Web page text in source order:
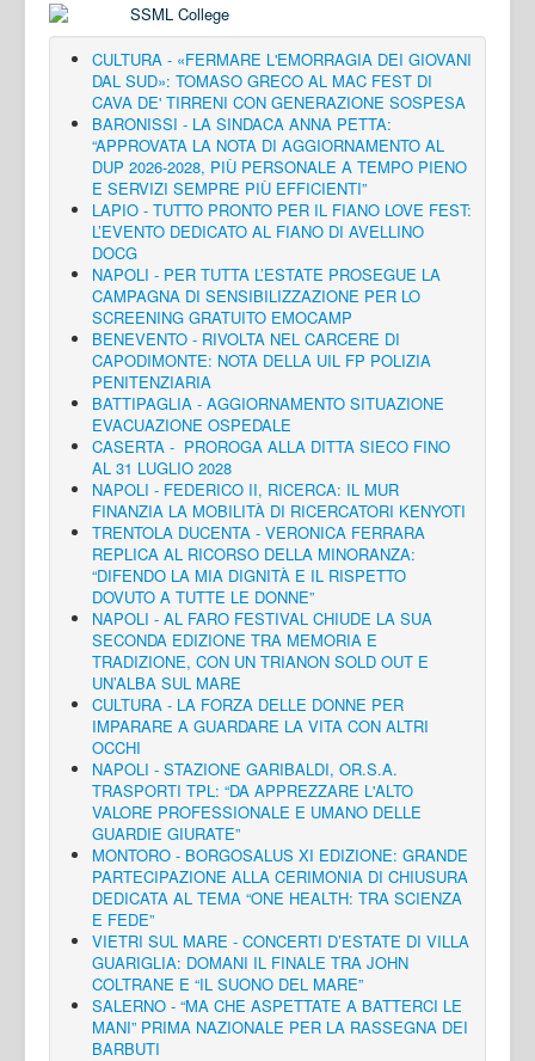
CULTURA - «FERMARE L'EMORRAGIA DEI GIOVANI
DAL SUD»: TOMASO GRECO AL MAC FEST DI
CAVA DE' TIRRENI CON GENERAZIONE SOSPESA
BARONISSI - LA SINDACA ANNA PETTA:
“APPROVATA LA NOTA DI AGGIORNAMENTO AL
DUP 2026-2028, PIÙ PERSONALE A TEMPO PIENO
E SERVIZI SEMPRE PIÙ EFFICIENTI”
LAPIO - TUTTO PRONTO PER IL FIANO LOVE FEST:
L’EVENTO DEDICATO AL FIANO DI AVELLINO
DOCG
NAPOLI - PER TUTTA L’ESTATE PROSEGUE LA
CAMPAGNA DI SENSIBILIZZAZIONE PER LO
SCREENING GRATUITO EMOCAMP
BENEVENTO - RIVOLTA NEL CARCERE DI
CAPODIMONTE: NOTA DELLA UIL FP POLIZIA
PENITENZIARIA
BATTIPAGLIA - AGGIORNAMENTO SITUAZIONE
EVACUAZIONE OSPEDALE
CASERTA - PROROGA ALLA DITTA SIECO FINO
AL 31 LUGLIO 2028
NAPOLI - FEDERICO II, RICERCA: IL MUR
FINANZIA LA MOBILITÀ DI RICERCATORI KENYOTI
TRENTOLA DUCENTA - VERONICA FERRARA
REPLICA AL RICORSO DELLA MINORANZA:
“DIFENDO LA MIA DIGNITÀ E IL RISPETTO
DOVUTO A TUTTE LE DONNE”
NAPOLI - AL FARO FESTIVAL CHIUDE LA SUA
SECONDA EDIZIONE TRA MEMORIA E
TRADIZIONE, CON UN TRIANON SOLD OUT E
UN’ALBA SUL MARE
CULTURA - LA FORZA DELLE DONNE PER
IMPARARE A GUARDARE LA VITA CON ALTRI
OCCHI
NAPOLI - STAZIONE GARIBALDI, OR.S.A.
TRASPORTI TPL: “DA APPREZZARE L'ALTO
VALORE PROFESSIONALE E UMANO DELLE
GUARDIE GIURATE”
MONTORO - BORGOSALUS XI EDIZIONE: GRANDE
PARTECIPAZIONE ALLA CERIMONIA DI CHIUSURA
DEDICATA AL TEMA “ONE HEALTH: TRA SCIENZA
E FEDE”
VIETRI SUL MARE - CONCERTI D’ESTATE DI VILLA
GUARIGLIA: DOMANI IL FINALE TRA JOHN
COLTRANE E “IL SUONO DEL MARE”
SALERNO - “MA CHE ASPETTATE A BATTERCI LE
MANI” PRIMA NAZIONALE PER LA RASSEGNA DEI
BARBUTI